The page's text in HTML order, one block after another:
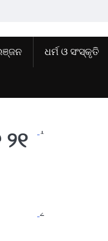
ଧର୍ମ ଓ ସଂସ୍କୃତି
1
2